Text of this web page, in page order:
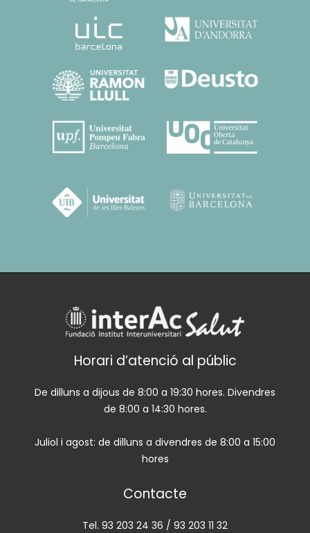
Horari d’atenció al públic
De dilluns a dijous de 8:00 a 19:30 hores. Divendres
de 8:00 a 14:30 hores.
Juliol i agost: de dilluns a divendres de 8:00 a 15:00
hores
Contacte
Tel. 93 203 24 36 / 93 203 11 32